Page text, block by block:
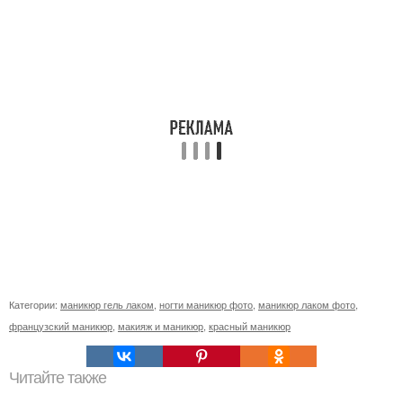
Категории: маникюр гель лаком ногти маникюр фото маникюр лаком фото
французский маникюр макияж и маникюр красный маникюр
Читайте также